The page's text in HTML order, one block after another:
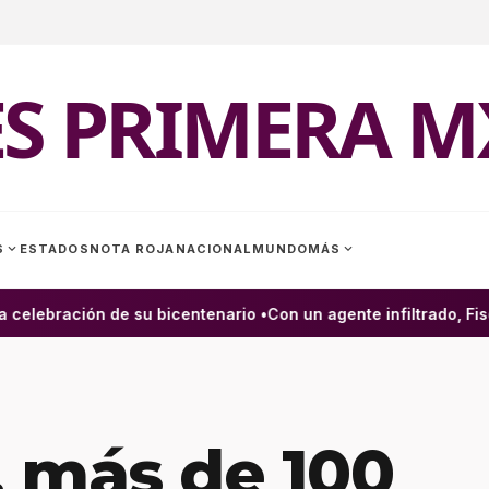
PRIMERA
expand_more ESTADOS NOTA ROJA NACIONAL MUNDOMÁS expand_more
de su bicentenario •Con un agente infiltrado,